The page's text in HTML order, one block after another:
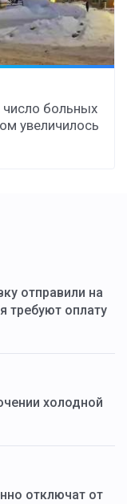
число больных
увеличилось
отправили на
требуют оплату
холодной
отключат от